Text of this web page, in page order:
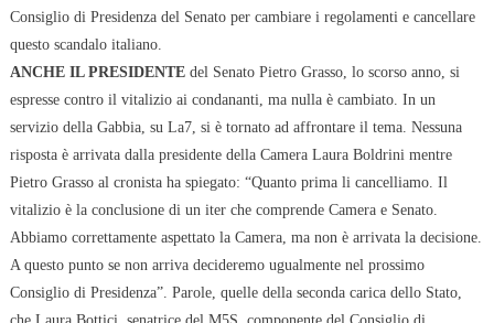
Consiglio di Presidenza del Senato per cambiare i regolamenti e cancellare
questo scandalo italiano.
ANCHE IL PRESIDENTEdel Senato Pietro Grasso, lo scorso anno, si
espresse contro il vitalizio ai condananti, ma nulla è cambiato. In un
servizio della Gabbia, su La7, si è tornato ad affrontare il tema. Nessuna
risposta è arrivata dalla presidente della Camera Laura Boldrini mentre
Pietro Grasso al cronista ha spiegato: “Quanto prima li cancelliamo. Il
vitalizio è la conclusione di un iter che comprende Camera e Senato.
Abbiamo correttamente aspettato la Camera, ma non è arrivata la decisione.
A questo punto se non arriva decideremo ugualmente nel prossimo
Consiglio di Presidenza”. Parole, quelle della seconda carica dello Stato,